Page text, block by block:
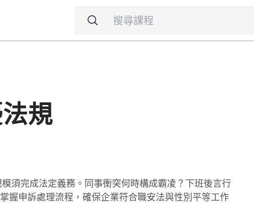
規
須完成法定義務。同事衝突何時構成霸凌？下班後言行
握申訴處理流程，確保企業符合職安法與性別平等工作